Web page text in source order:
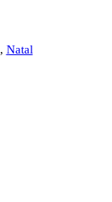
, Natal